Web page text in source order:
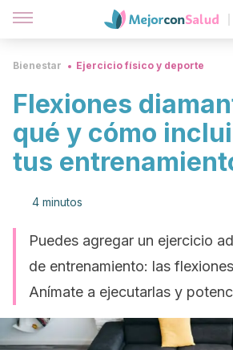
Bienestar Ejercicio físico y deporte
Flexiones
qué y cómo
tus
4 minutos
Puedes agregar un ejercicio
de entrenamiento: las
Anímate a ejecutarlas y